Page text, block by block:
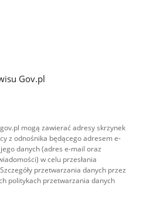
Gov.pl
mogą zawierać adresy skrzynek
z odnośnika będącego adresem e-
danych (adres e-mail oraz
w celu przesłania
przetwarzania danych przez
politykach przetwarzania danych